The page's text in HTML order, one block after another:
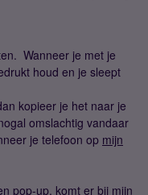
Wanneer je met je
houd en je sleept
kopieer je het naar je
omslachtig vandaar
je telefoon op mijn
pop-up, komt er bij mijn